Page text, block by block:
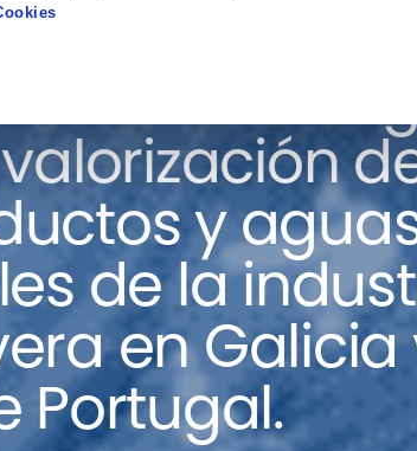
de
y
de la
en Galicia
Portugal.